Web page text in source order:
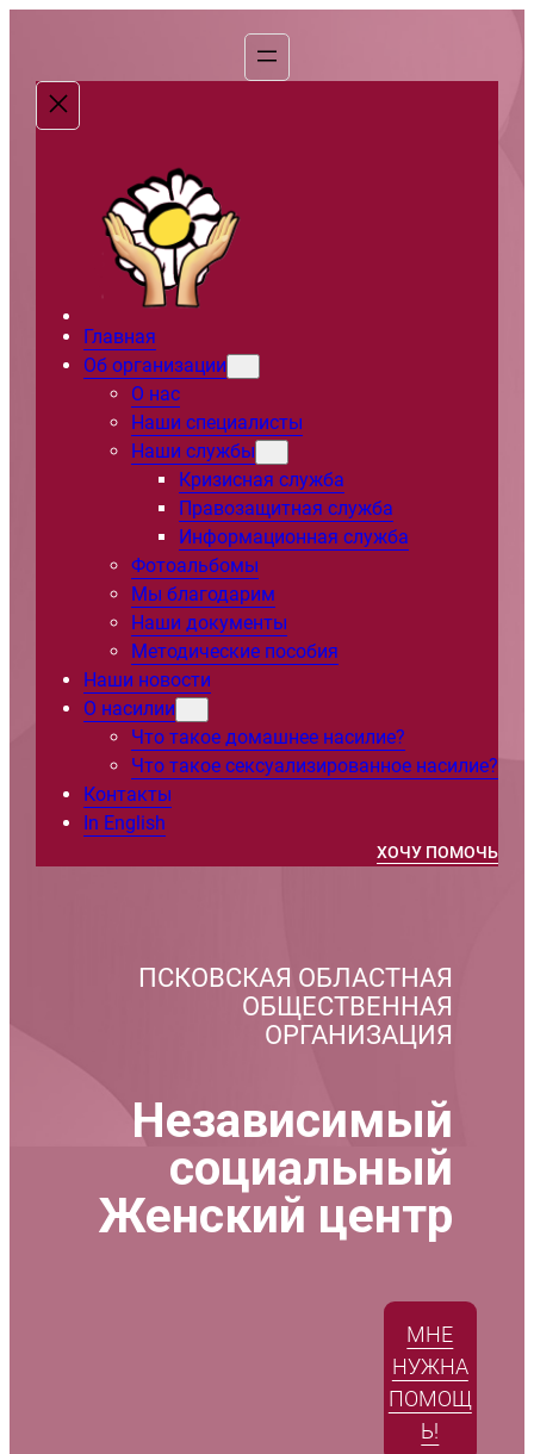
содержимому
Главная
Об организации
О нас
Наши специалисты
Наши службы
Кризисная служба
Правозащитная служба
Информационная служба
Фотоальбомы
Мы благодарим
Наши документы
Методические пособия
Наши новости
О насилии
Что такое домашнее насилие?
Что такое сексуализированное насилие?
Контакты
In English
ХОЧУ ПОМОЧЬ
ПСКОВСКАЯ ОБЛАСТНАЯ
ОБЩЕСТВЕННАЯ
ОРГАНИЗАЦИЯ
Независимый
социальный
Женский центр
МНЕ
НУЖНА
ПОМОЩ
Ь!